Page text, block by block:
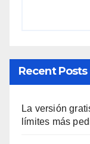
Recent Posts
La versión
límites más